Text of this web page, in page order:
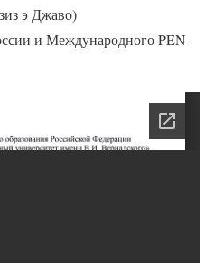
э Джаво)
и Международного PEN-